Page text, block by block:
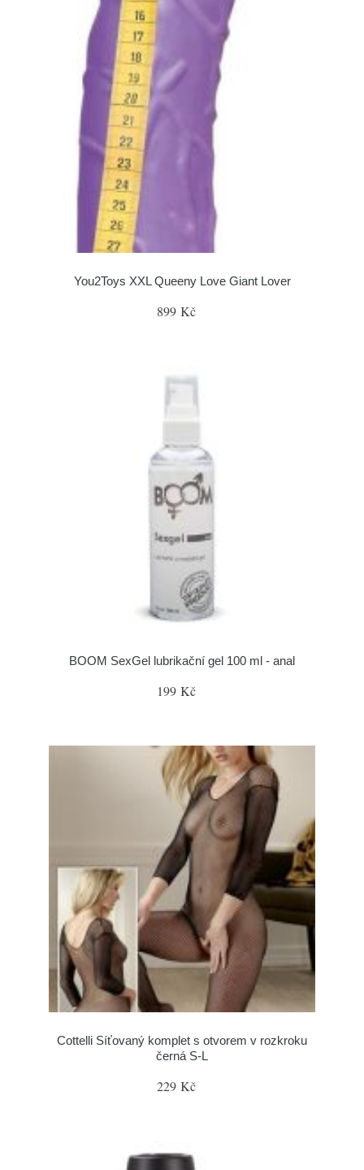
You2Toys XXL Queeny Love Giant Lover
899 Kč
BOOM SexGel lubrikační gel 100 ml - anal
199 Kč
Cottelli Síťovaný komplet s otvorem v rozkroku
černá S-L
229 Kč